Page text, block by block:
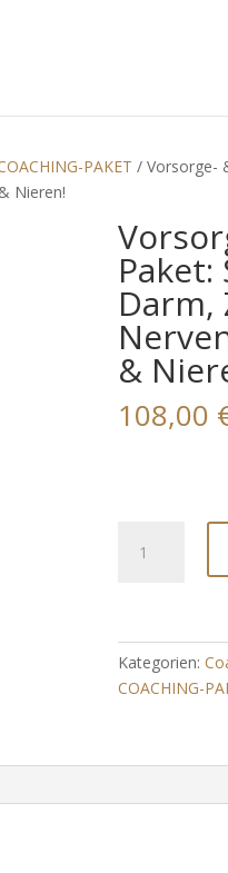
PAKET/ Vorsorge-
Nieren!
Paket:
Darm,
&
108,00 €
Rücken,
Darm,
Herze,
Kategorien:
COACHING-